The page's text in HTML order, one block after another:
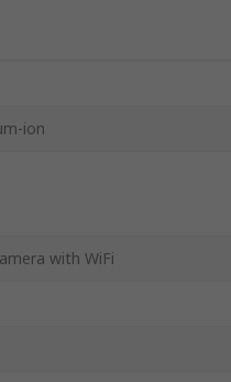
ion
with WiFi